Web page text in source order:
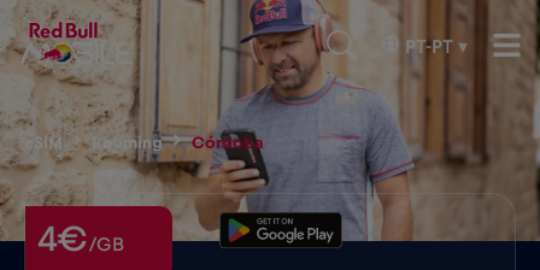
PT-PT ▾
eSIM Roaming Córdoba
4€/GB